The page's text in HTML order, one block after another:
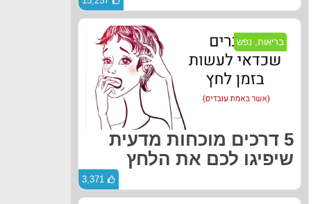
בריאות נפש
5 דרכים מוכחות מדעית
שיפיגו לכם את הלחץ
3,371